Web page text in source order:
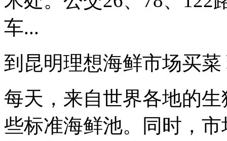
车...
到昆明理想海鲜市场买
每天，来自世界各地的
些标准海鲜池。同时，